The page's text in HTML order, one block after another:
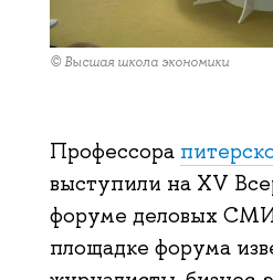
© Высшая школа экономики
Профессора
выступили на XV
форуме деловых
площадке форума